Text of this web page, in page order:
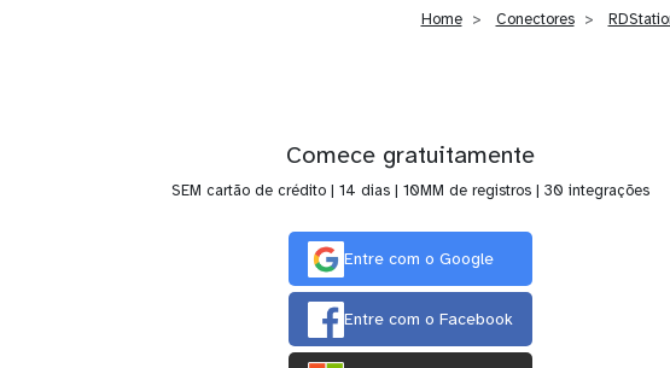
Home Conectores
Comece gratuitamente
SEM cartão de crédito | 14 dias | 10MM de registros | 30 integrações
Entre com o Google
Entre com o Facebook